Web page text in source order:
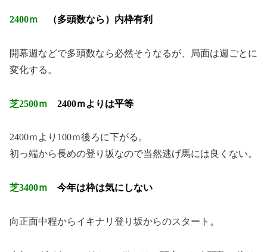
2400ｍ （多頭数なら）内枠有利
開幕週などで多頭数なら必然そうなるが、局面は週ごとに
変化する。
芝2500ｍ 2400ｍよりは平等
2400ｍより100ｍ後ろに下がる。
初っ端から長めの登り坂なので当然逃げ馬には良くない。
芝3400ｍ 今年は枠は気にしない
向正面中程からイキナリ登り坂からのスタート。